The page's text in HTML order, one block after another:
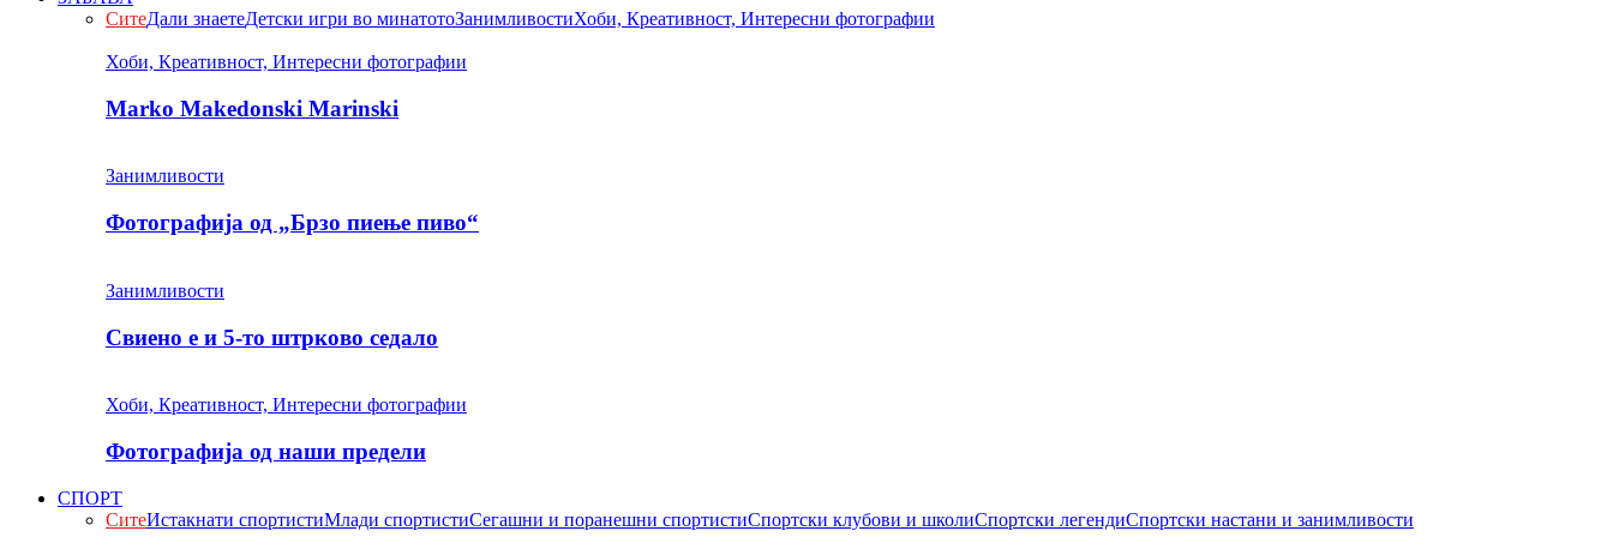
СитеДали знаетеДетски игри во минатотоЗанимливостиХоби, Креативност, Интересни фотографии
Хоби, Креативност, Интересни фотографии
Marko Makedonski Marinski
Занимливости
Фотографија од „Брзо пиење пиво“
Занимливости
Свиено е и 5-то штрково седало
Хоби, Креативност, Интересни фотографии
Фотографија од наши предели
СПОРТ
СитеИстакнати спортистиМлади спортистиСегашни и поранешни спортистиСпортски клубови и школиСпортски легендиСпортски настани и занимливости